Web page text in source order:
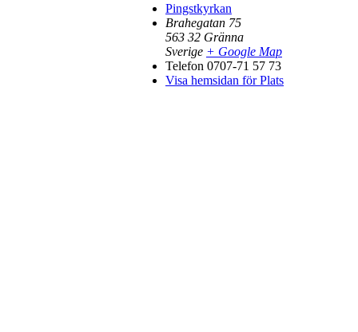
Pingstkyrkan
Brahegatan 75
563 32 Gränna
Sverige + Google Map
Telefon 0707-71 57 73
Visa hemsidan för Plats